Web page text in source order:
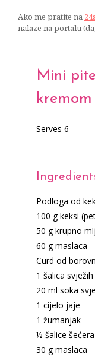
Ako me pratite na
nalaze na portalu
Mini
Serves 6
Podloga od
100 g keksi
50 g krupno
60 g maslaca
Curd od
1 šalica
20 ml soka
1 cijelo jaje
1 žumanjak
½ šalice šećera
30 g maslaca